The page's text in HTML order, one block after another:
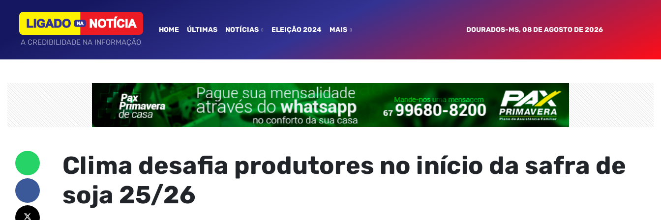
A CREDIBILIDADE NA INFORMAÇÃO
HOME ÚLTIMAS NOTÍCIAS ELEIÇÃO 2024 MAIS DOURADOS-MS, 08 DE AGOSTO DE 2026
Clima desafia produtores no início da safra de
soja 25/26